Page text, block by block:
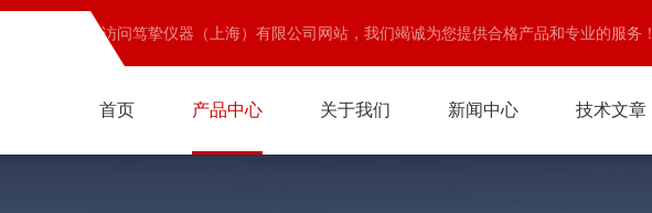
欢迎访问笃挚仪器（上海）有限公司网站，我们竭诚为您提供合格产品和专业的服务！
首页 产品中心 关于我们 新闻中心 技术文章